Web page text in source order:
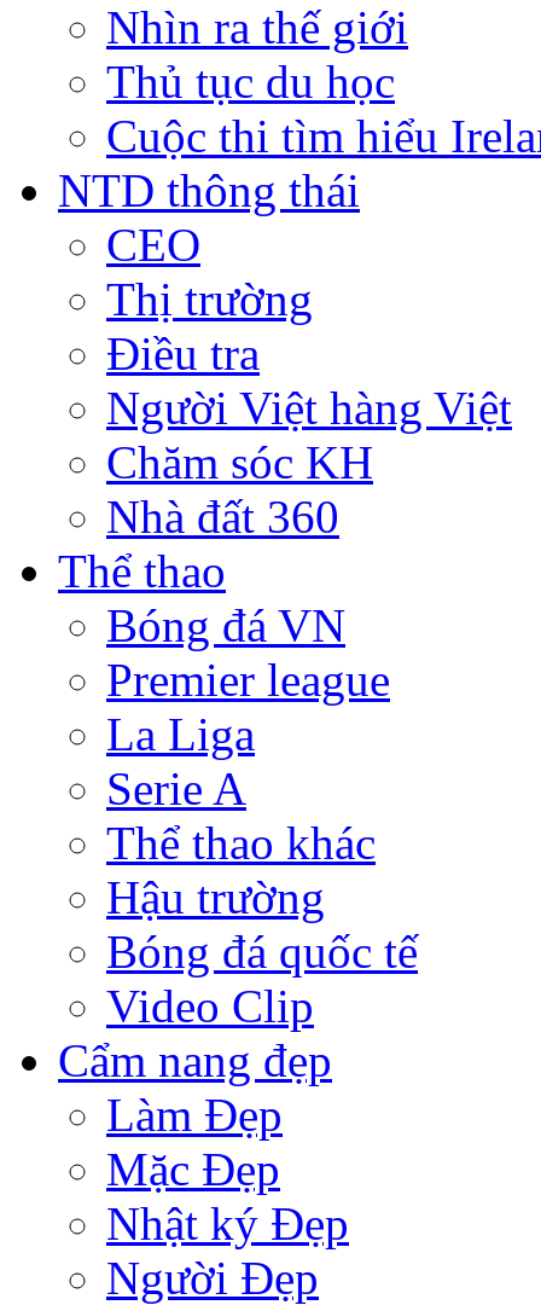
Nhìn ra thế giới
Thủ tục du học
Cuộc thi tìm hiểu
NTD thông thái
CEO
Thị trường
Điều tra
Người Việt hàng Việt
Chăm sóc KH
Nhà đất 360
Thể thao
Bóng đá VN
Premier league
La Liga
Serie A
Thể thao khác
Hậu trường
Bóng đá quốc tế
Video Clip
Cẩm nang đẹp
Làm Đẹp
Mặc Đẹp
Nhật ký Đẹp
Người Đẹp